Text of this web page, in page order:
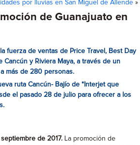
por lluvias en San Miguel de Allende»
de Guanajuato en
fuerza de ventas de Price Travel, Best Day
Cancún y Riviera Maya, a través de un
más de 280 personas.
ruta Cancún- Bajío de *Interjet que
el pasado 28 de julio para ofrecer a los
de 2017. La promoción de